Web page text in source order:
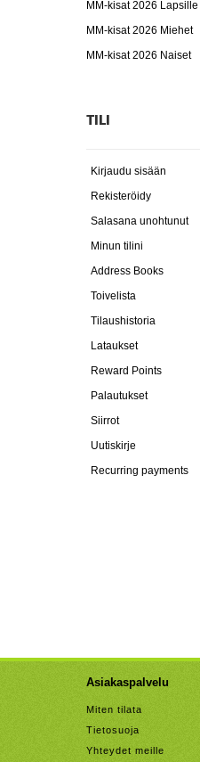
MM-kisat 2026 Lapsille
MM-kisat 2026 Miehet
MM-kisat 2026 Naiset
TILI
Kirjaudu sisään
Rekisteröidy
Salasana unohtunut
Minun tilini
Address Books
Toivelista
Tilaushistoria
Lataukset
Reward Points
Palautukset
Siirrot
Uutiskirje
Recurring payments
Asiakaspalvelu
Miten tilata
Tietosuoja
Yhteydet meille